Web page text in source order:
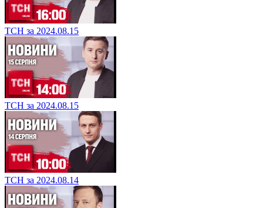
ТСН за 2024.08.15
ТСН за 2024.08.15
ТСН за 2024.08.14